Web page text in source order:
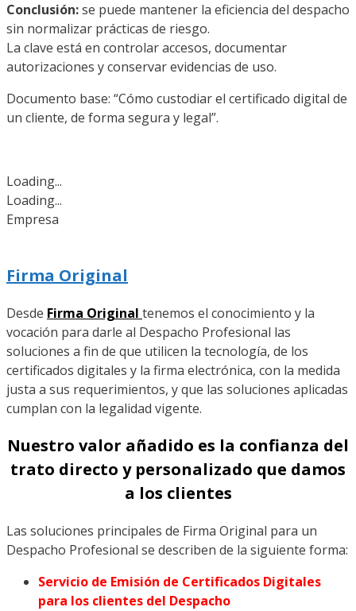
Conclusión:se puede mantener la eficiencia del despacho
sin normalizar prácticas de riesgo.
La clave está en controlar accesos, documentar
autorizaciones y conservar evidencias de uso.
Documento base: “Cómo custodiar el certificado digital de
un cliente, de forma segura y legal”.
Loading...
Loading...
Empresa
Firma Original
Desde Firma Original tenemos el conocimiento y la
vocación para darle al Despacho Profesional las
soluciones a fin de que utilicen la tecnología, de los
certificados digitales y la firma electrónica, con la medida
justa a sus requerimientos, y que las soluciones aplicadas
cumplan con la legalidad vigente.
Nuestro valor añadido es la confianza del
trato directo y personalizado que damos
a los clientes
Las soluciones principales de Firma Original para un
Despacho Profesional se describen de la siguiente forma:
Servicio de Emisión de Certificados Digitales
para los clientes del Despacho